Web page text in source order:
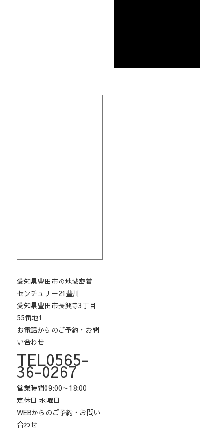
愛知県豊田市の地域密着
センチュリー21豊川
愛知県豊田市長興寺3丁目
55番地1
お電話からのご予約・お問
い合わせ
TEL0565-
36-0267
営業時間09:00～18:00
定休日 水曜日
WEBからのご予約・お問い
合わせ